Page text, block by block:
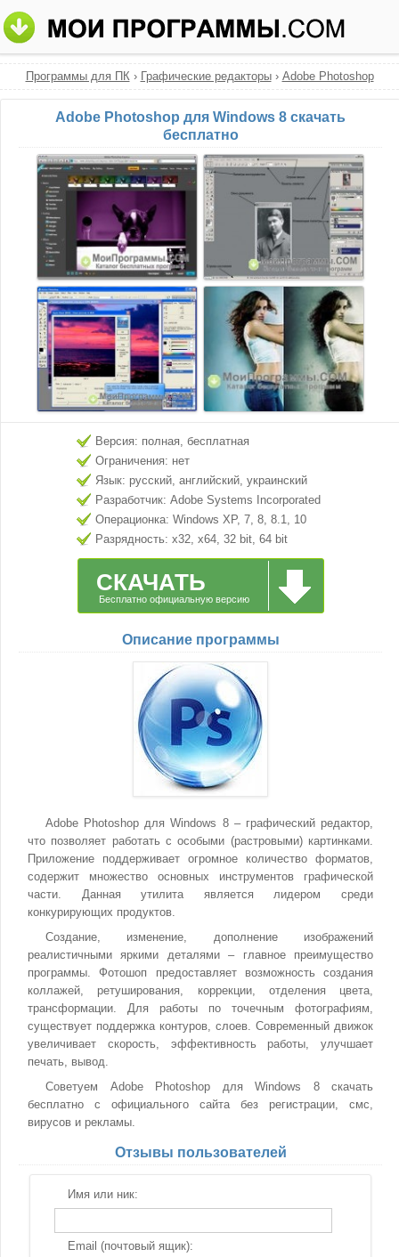
Программы для ПК› Графические редакторы› Adobe Photoshop
Adobe Photoshop для Windows 8 скачать
бесплатно
Версия: полная, бесплатная
Ограничения: нет
Язык: русский, английский, украинский
Разработчик: Adobe Systems Incorporated
Операционка: Windows XP, 7, 8, 8.1, 10
Разрядность: x32, x64, 32 bit, 64 bit
СКАЧАТЬ
Бесплатно официальную версию
Описание программы
Adobe Photoshop для Windows 8 – графический редактор,
что позволяет работать с особыми (растровыми) картинками.
Приложение поддерживает огромное количество форматов,
содержит множество основных инструментов графической
части. Данная утилита является лидером среди
конкурирующих продуктов.
Создание, изменение, дополнение изображений
реалистичными яркими деталями – главное преимущество
программы. Фотошоп предоставляет возможность создания
коллажей, ретуширования, коррекции, отделения цвета,
трансформации. Для работы по точечным фотографиям,
существует поддержка контуров, слоев. Современный движок
увеличивает скорость, эффективность работы, улучшает
печать, вывод.
Советуем Adobe Photoshop для Windows 8 скачать
бесплатно с официального сайта без регистрации, смс,
вирусов и рекламы.
Отзывы пользователей
Имя или ник:
Email (почтовый ящик):